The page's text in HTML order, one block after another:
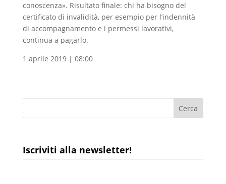
conoscenza». Risultato finale: chi ha bisogno del
certificato di invalidità, per esempio per l’indennità
di accompagnamento e i permessi lavorativi,
continua a pagarlo.
1 aprile 2019 | 08:00
Iscriviti alla newsletter!